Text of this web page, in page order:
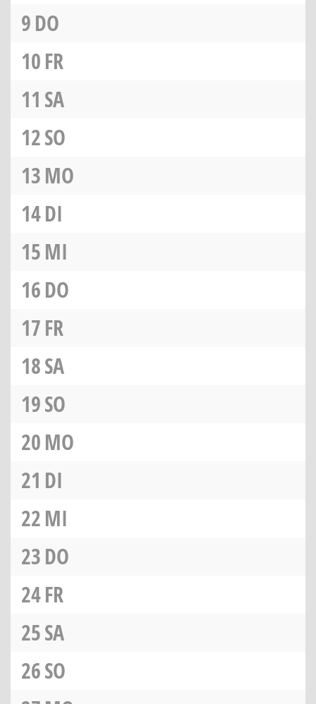
9DO
10FR
11 SA
12SO
13MO
14DI
15MI
16DO
17FR
18SA
19SO
20MO
21 DI
22MI
23DO
24FR
25SA
26SO